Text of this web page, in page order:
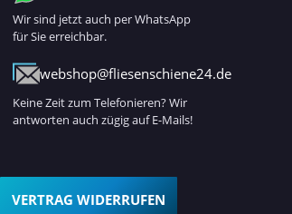
Wir sind jetzt auch per WhatsApp
für Sie erreichbar.
webshop@fliesenschiene24.de
Keine Zeit zum Telefonieren? Wir
antworten auch zügig auf E-Mails!
VERTRAG WIDERRUFEN